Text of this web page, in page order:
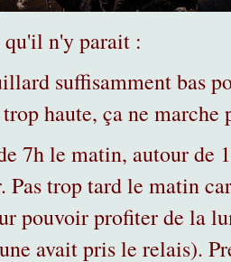
qu'il n'y parait :
suffisamment bas
haute, ça ne marche
7h le matin, autour de
Pas trop tard le matin
pouvoir profiter de la
avait pris le relais).